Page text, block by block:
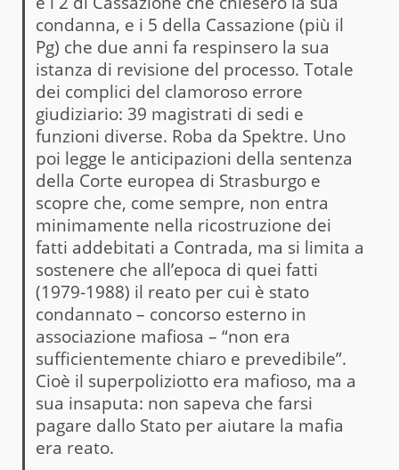
condanna, e i 5 della Cassazione (più il
Pg) che due anni fa respinsero la sua
istanza di revisione del processo. Totale
dei complici del clamoroso errore
giudiziario: 39 magistrati di sedi e
funzioni diverse. Roba da Spektre. Uno
poi legge le anticipazioni della sentenza
della Corte europea di Strasburgo e
scopre che, come sempre, non entra
minimamente nella ricostruzione dei
fatti addebitati a Contrada, ma si limita a
sostenere che all’epoca di quei fatti
(1979-1988) il reato per cui è stato
condannato – concorso esterno in
associazione mafiosa – “non era
sufficientemente chiaro e prevedibile”.
Cioè il superpoliziotto era mafioso, ma a
sua insaputa: non sapeva che farsi
pagare dallo Stato per aiutare la mafia
era reato.